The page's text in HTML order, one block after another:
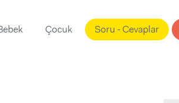
Çocuk Soru - Cevaplar